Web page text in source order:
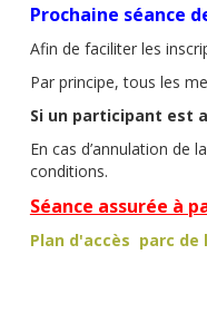
Prochaine séance
Afin de faciliter les
Par principe, tous les
Si un participant est
En cas d’annulation de
conditions.
Séance assurée à
Plan d'accès parc de